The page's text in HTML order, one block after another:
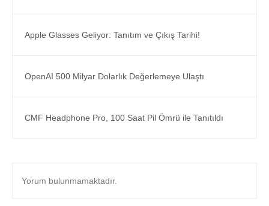
Apple Glasses Geliyor: Tanıtım ve Çıkış Tarihi!
OpenAI 500 Milyar Dolarlık Değerlemeye Ulaştı
CMF Headphone Pro, 100 Saat Pil Ömrü ile Tanıtıldı
Yorum bulunmamaktadır.